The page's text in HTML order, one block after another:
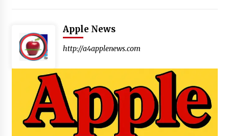
Apple News
http://a4applenews.com